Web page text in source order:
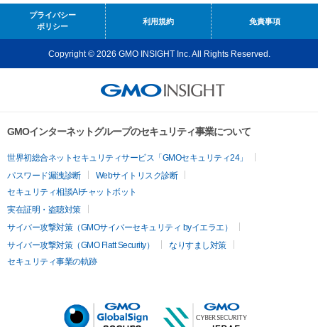
プライバシー
ポリシー
利用規約 免責事項
Copyright © 2026 GMO INSIGHT Inc. All Rights Reserved.
GMOインターネットグループのセキュリティ事業について
世界初総合ネットセキュリティサービス「GMOセキュリティ24」
パスワード漏洩診断
Webサイトリスク診断
セキュリティ相談AIチャットボット
実在証明・盗聴対策
サイバー攻撃対策（GMOサイバーセキュリティ byイエラエ）
サイバー攻撃対策（GMO Flatt Security）
なりすまし対策
セキュリティ事業の軌跡